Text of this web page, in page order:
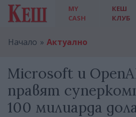
MY
CASH
КЕШ
КЛУБ
Начало Актуално
Microsoft и
правят
100 милиарда